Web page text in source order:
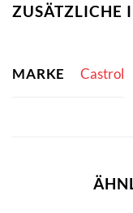
ZUSÄTZLICHE
MARKE Castrol